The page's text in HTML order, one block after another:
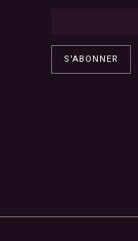
S'ABONNER